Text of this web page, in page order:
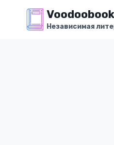
содержимомуНезависимая